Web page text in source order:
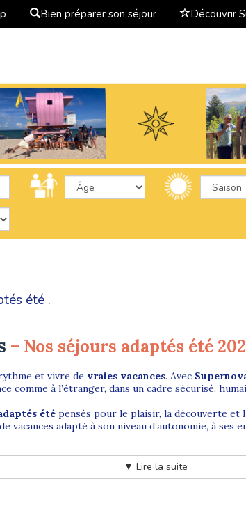
Bien préparer son séjour Découvrir
été .
– Nos séjours adaptés été
et vivre de vraies vacances. Avec
à l’étranger, dans un cadre sécurisé,
été pensés pour le plaisir, la découverte et
adapté à son niveau d’autonomie, à ses
pleinement des activités estivales :
▼ Lire la suite